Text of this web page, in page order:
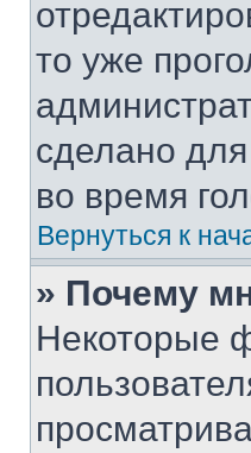
то уже
сделано
во время
Вернуться к
» Почему
Некоторые